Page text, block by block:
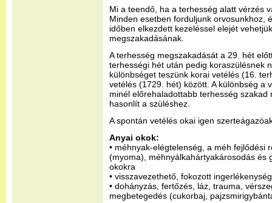
Mi a teendő, ha a terhesség alatt vérzés
Minden esetben forduljunk orvosunkhoz,
időben elkezdett kezeléssel elejét
megszakadásának.
A terhesség megszakadását a 29. hét
terhességi hét után pedig koraszülésnek
különbséget teszünk korai vetélés (16.
vetélés (1729. hét) között. A különbség a
minél előrehaladottabb terhesség
hasonlít a szüléshez.
A spontán vetélés okai igen
Anyai okok:
• méhnyak-elégtelenség, a méh fejlődési
(myoma), méhnyálkahártyakárosodás és
okokra
• visszavezethető, fokozott
• dohányzás, fertőzés, láz, trauma,
megbetegedés (cukorbaj,